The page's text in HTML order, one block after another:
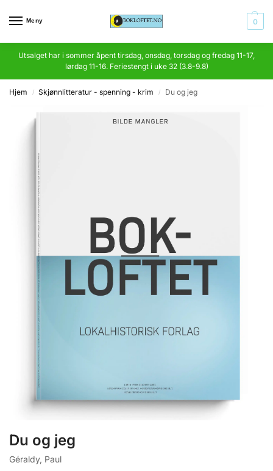
Meny 0
Utsalget har i sommer åpent tirsdag, onsdag, torsdag og fredag 11-17,
lørdag 11-16. Feriestengt i uke 32 (3.8-9.8)
Hjem / Skjønnlitteratur - spenning - krim / Du og jeg
Du og jeg
Géraldy, Paul